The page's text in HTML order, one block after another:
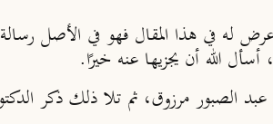
له في هذا المقال فهو في الأصل
الله أن يجزيها عنه خيرًا.
الصبور مرزوق، ثم تلا ذلك ذكر